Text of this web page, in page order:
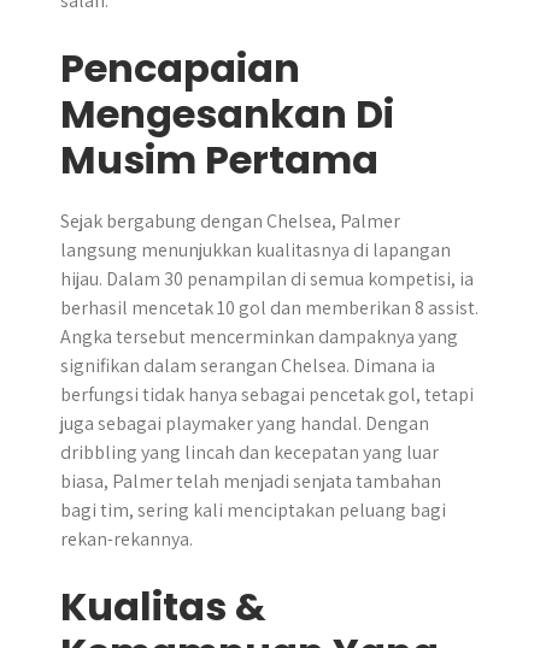
Pencapaian
Mengesankan Di
Musim Pertama
Sejak bergabung dengan Chelsea, Palmer
langsung menunjukkan kualitasnya di lapangan
hijau. Dalam 30 penampilan di semua kompetisi, ia
berhasil mencetak 10 gol dan memberikan 8 assist.
Angka tersebut mencerminkan dampaknya yang
signifikan dalam serangan Chelsea. Dimana ia
berfungsi tidak hanya sebagai pencetak gol, tetapi
juga sebagai playmaker yang handal. Dengan
dribbling yang lincah dan kecepatan yang luar
biasa, Palmer telah menjadi senjata tambahan
bagi tim, sering kali menciptakan peluang bagi
rekan-rekannya.
Kualitas &